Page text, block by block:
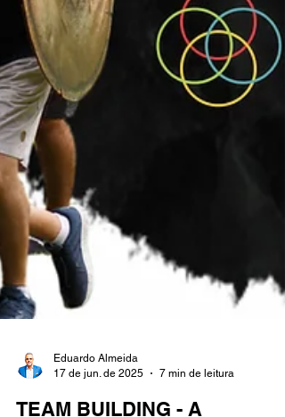
17 de jun. de 2025
7 min de leitura